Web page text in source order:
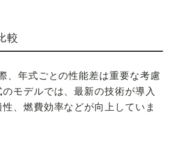
較
、年式ごとの性能差は重要な考慮
モデルでは、最新の技術が導入
、燃費効率などが向上していま